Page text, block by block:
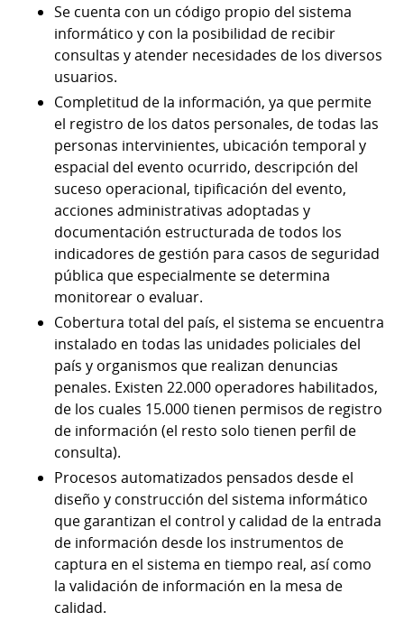
Se cuenta con un código propio del sistema
informático y con la posibilidad de recibir
consultas y atender necesidades de los diversos
usuarios.
Completitud de la información, ya que permite
el registro de los datos personales, de todas las
personas intervinientes, ubicación temporal y
espacial del evento ocurrido, descripción del
suceso operacional, tipificación del evento,
acciones administrativas adoptadas y
documentación estructurada de todos los
indicadores de gestión para casos de seguridad
pública que especialmente se determina
monitorear o evaluar.
Cobertura total del país, el sistema se encuentra
instalado en todas las unidades policiales del
país y organismos que realizan denuncias
penales. Existen 22.000 operadores habilitados,
de los cuales 15.000 tienen permisos de registro
de información (el resto solo tienen perfil de
consulta).
Procesos automatizados pensados desde el
diseño y construcción del sistema informático
que garantizan el control y calidad de la entrada
de información desde los instrumentos de
captura en el sistema en tiempo real, así como
la validación de información en la mesa de
calidad.